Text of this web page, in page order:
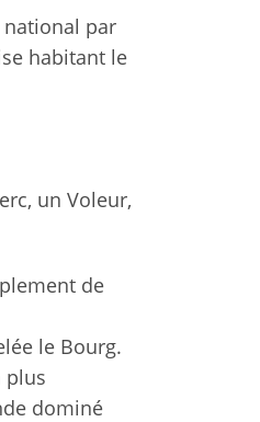
par
habitant le
un Voleur,
de
le Bourg.
plus
dominé